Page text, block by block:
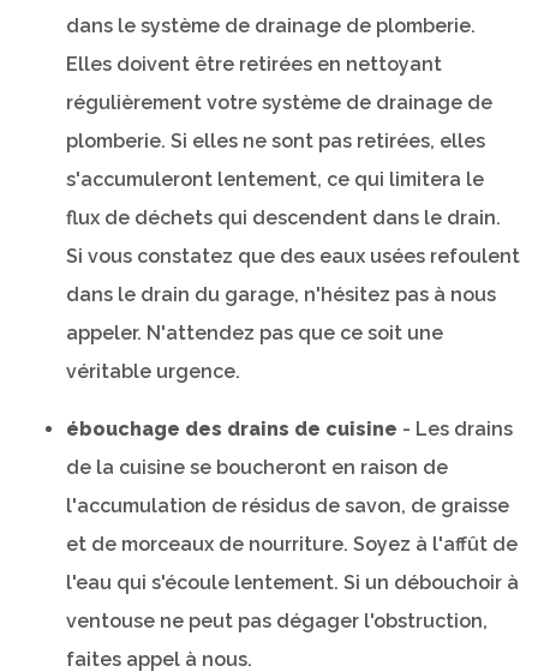
dans le système de drainage de plomberie.
Elles doivent être retirées en nettoyant
régulièrement votre système de drainage de
plomberie. Si elles ne sont pas retirées, elles
s'accumuleront lentement, ce qui limitera le
flux de déchets qui descendent dans le drain.
Si vous constatez que des eaux usées refoulent
dans le drain du garage, n'hésitez pas à nous
appeler. N'attendez pas que ce soit une
véritable urgence.
ébouchage des drains de cuisine - Les drains
de la cuisine se boucheront en raison de
l'accumulation de résidus de savon, de graisse
et de morceaux de nourriture. Soyez à l'affût de
l'eau qui s'écoule lentement. Si un débouchoir à
ventouse ne peut pas dégager l'obstruction,
faites appel à nous.